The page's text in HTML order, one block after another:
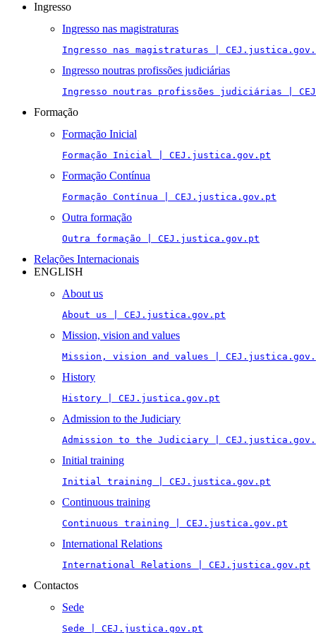
Ingresso
Ingresso nas magistraturas
Ingresso nas magistraturas |
Ingresso noutras profissões judiciárias
Ingresso noutras profissões judiciárias |
Formação
Formação Inicial
Formação Inicial | CEJ.justica.gov.pt
Formação Contínua
Formação Contínua | CEJ.justica.gov.pt
Outra formação
Outra formação | CEJ.justica.gov.pt
Relações Internacionais
ENGLISH
About us
About us | CEJ.justica.gov.pt
Mission, vision and values
Mission, vision and values |
History
History | CEJ.justica.gov.pt
Admission to the Judiciary
Admission to the Judiciary |
Initial training
Initial training | CEJ.justica.gov.pt
Continuous training
Continuous training | CEJ.justica.gov.pt
International Relations
International Relations | CEJ.justica.gov.pt
Contactos
Sede
Sede | CEJ.justica.gov.pt